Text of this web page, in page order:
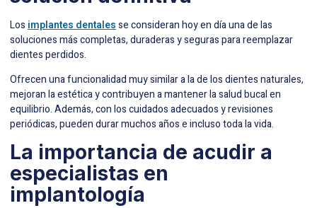
Los implantes dentalesse consideran hoy en día una de las
soluciones más completas, duraderas y seguras para reemplazar
dientes perdidos.
Ofrecen una funcionalidad muy similar a la de los dientes naturales,
mejoran la estética y contribuyen a mantener la salud bucal en
equilibrio. Además, con los cuidados adecuados y revisiones
periódicas, pueden durar muchos años e incluso toda la vida.
La importancia de acudir a
especialistas en
implantología